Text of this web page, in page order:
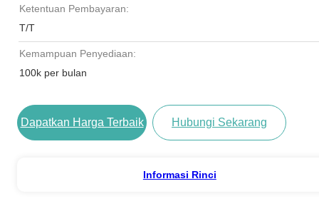
Ketentuan Pembayaran:
T/T
Kemampuan Penyediaan:
100k per bulan
Dapatkan Harga Terbaik Hubungi Sekarang
Informasi Rinci